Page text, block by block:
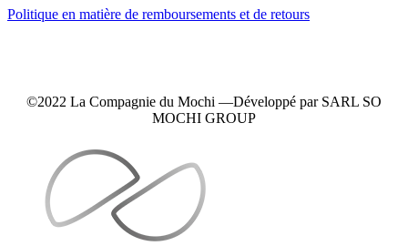
Politique en matière de remboursements et de retours
©2022 La Compagnie du Mochi —Développé par SARL SO
MOCHI GROUP